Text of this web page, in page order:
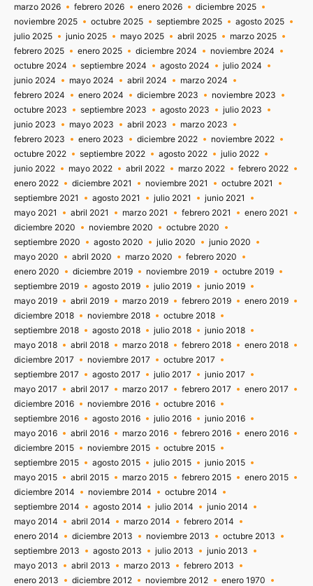
marzo 2026
febrero 2026 enero 2026
diciembre 2025
noviembre 2025
octubre 2025 septiembre 2025
agosto 2025
julio 2025
junio 2025 mayo 2025 abril 2025
marzo 2025
febrero 2025
enero 2025 diciembre 2024
noviembre 2024
octubre 2024
septiembre 2024 agosto 2024
julio 2024
junio 2024
mayo 2024 abril 2024
marzo 2024
febrero 2024
enero 2024 diciembre 2023
noviembre 2023
octubre 2023
septiembre 2023 agosto 2023
julio 2023
junio 2023
mayo 2023 abril 2023
marzo 2023
febrero 2023
enero 2023 diciembre 2022
noviembre 2022
octubre 2022
septiembre 2022 agosto 2022
julio 2022
junio 2022
mayo 2022 abril 2022 marzo 2022
febrero 2022
enero 2022
diciembre 2021 noviembre 2021
octubre 2021
septiembre 2021
agosto 2021 julio 2021
junio 2021
mayo 2021
abril 2021 marzo 2021 febrero 2021
enero 2021
diciembre 2020
noviembre 2020
octubre 2020
septiembre 2020
agosto 2020 julio 2020
junio 2020
mayo 2020
abril 2020 marzo 2020
febrero 2020
enero 2020
diciembre 2019 noviembre 2019
octubre 2019
septiembre 2019
agosto 2019 julio 2019
junio 2019
mayo 2019
abril 2019 marzo 2019 febrero 2019
enero 2019
diciembre 2018
noviembre 2018
octubre 2018
septiembre 2018
agosto 2018 julio 2018
junio 2018
mayo 2018
abril 2018 marzo 2018 febrero 2018
enero 2018
diciembre 2017
noviembre 2017
octubre 2017
septiembre 2017
agosto 2017 julio 2017
junio 2017
mayo 2017
abril 2017 marzo 2017 febrero 2017
enero 2017
diciembre 2016
noviembre 2016
octubre 2016
septiembre 2016
agosto 2016 julio 2016
junio 2016
mayo 2016
abril 2016 marzo 2016 febrero 2016
enero 2016
diciembre 2015
noviembre 2015
octubre 2015
septiembre 2015
agosto 2015 julio 2015
junio 2015
mayo 2015
abril 2015 marzo 2015 febrero 2015
enero 2015
diciembre 2014
noviembre 2014
octubre 2014
septiembre 2014
agosto 2014 julio 2014
junio 2014
mayo 2014
abril 2014 marzo 2014
febrero 2014
enero 2014
diciembre 2013 noviembre 2013
octubre 2013
septiembre 2013
agosto 2013 julio 2013
junio 2013
mayo 2013
abril 2013 marzo 2013
febrero 2013
enero 2013
diciembre 2012 noviembre 2012 enero 1970